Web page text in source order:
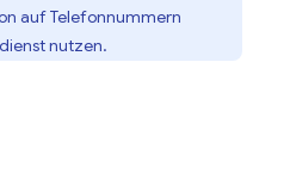
auf Telefonnummern
nutzen.